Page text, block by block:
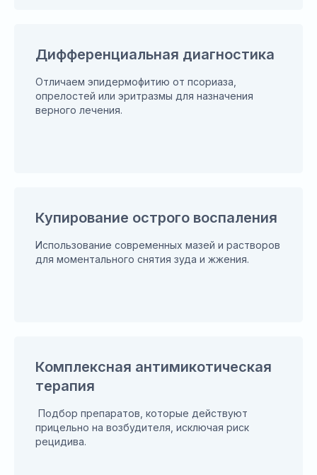
Дифференциальная диагностика
Отличаем эпидермофитию от псориаза,
опрелостей или эритразмы для назначения
верного лечения.
Купирование острого воспаления
Использование современных мазей и растворов
для моментального снятия зуда и жжения.
Комплексная антимикотическая
терапия
Подбор препаратов, которые действуют
прицельно на возбудителя, исключая риск
рецидива.